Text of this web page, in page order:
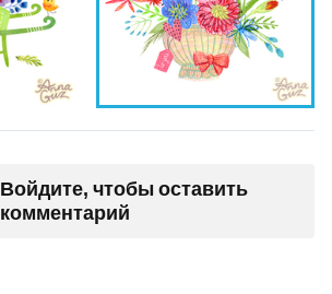
Войдите, чтобы оставить
комментарий